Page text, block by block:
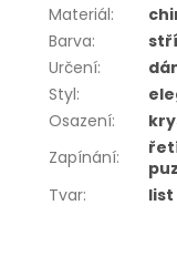
Materiál:
Barva:
Určení:
Styl:
Osazení:
Zapínání:
Tvar: list